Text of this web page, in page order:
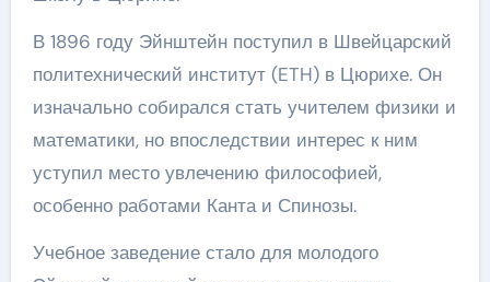
В 1896 году Эйнштейн поступил в Швейцарский
политехнический институт (ETH) в Цюрихе. Он
изначально собирался стать учителем физики и
математики, но впоследствии интерес к ним
уступил место увлечению философией,
особенно работами Канта и Спинозы.
Учебное заведение стало для молодого